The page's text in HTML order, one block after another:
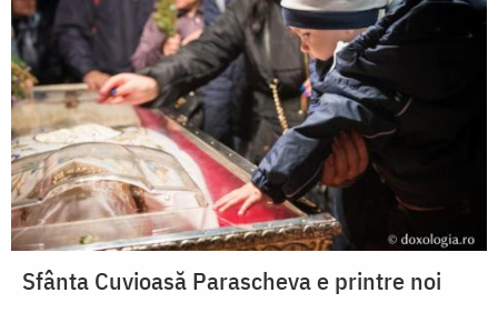
Sfânta Cuvioasă Parascheva e printre noi